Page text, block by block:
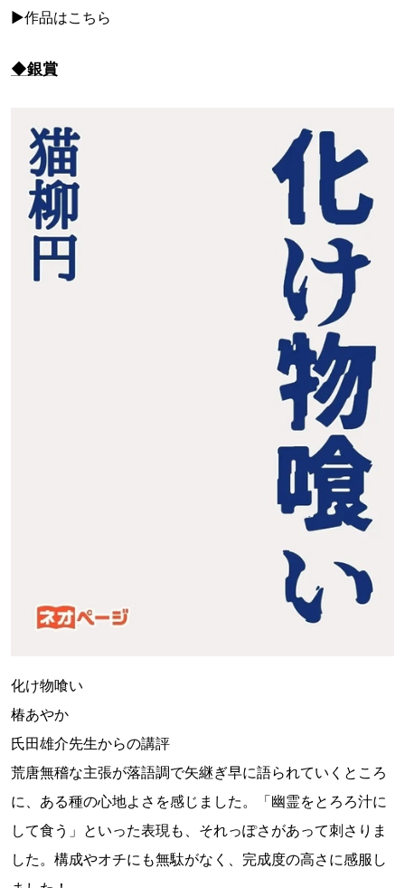
▶作品はこちら
◆銀賞
化け物喰い
椿あやか
氏田雄介先生からの講評
荒唐無稽な主張が落語調で矢継ぎ早に語られていくところ
に、ある種の心地よさを感じました。「幽霊をとろろ汁に
して食う」といった表現も、それっぽさがあって刺さりま
した。構成やオチにも無駄がなく、完成度の高さに感服し